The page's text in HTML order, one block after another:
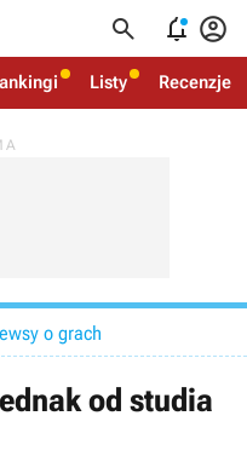
  
Listy Recenzje
o grach
od studia